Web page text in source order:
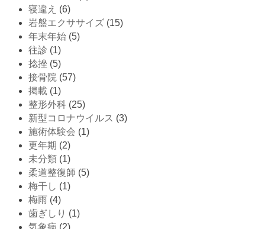
寝違え (6)
岩盤エクササイズ (15)
年末年始 (5)
往診 (1)
捻挫 (5)
接骨院 (57)
掲載 (1)
整形外科 (25)
新型コロナウイルス (3)
施術体験会 (1)
更年期 (2)
未分類 (1)
柔道整復師 (5)
梅干し (1)
梅雨 (4)
歯ぎしり (1)
気象病 (2)